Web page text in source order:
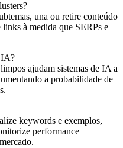
una ou retire conteúdo
links à medida que SERPs e
IA?
ajudam sistemas de IA a
a probabilidade de
keywords e exemplos,
performance